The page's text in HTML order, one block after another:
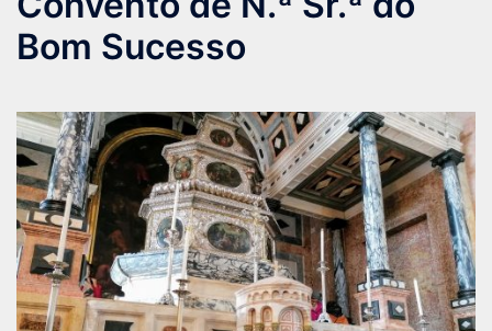
Bom Sucesso